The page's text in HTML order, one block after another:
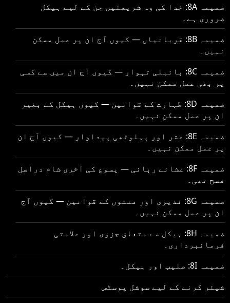
ضمیمہ 8A: خدا کی وہ شریعتیں جن کے لیے ہیکل
ضروری ہے۔
ضمیمہ 8B: قربانیاں — کیوں آج ان پر عمل ممکن
نہیں۔
ضمیمہ 8C: بائبلی تہوار — کیوں آج ان میں سے کسی
پر بھی عمل ممکن نہیں۔
ضمیمہ 8D: طہارت کے قوانین — کیوں ہیکل کے بغیر
ان پر عمل ممکن نہیں۔
ضمیمہ 8E: عشر اور پہلوٹھی پیداوار — کیوں آج ان
پر عمل ممکن نہیں۔
ضمیمہ 8F: عشائے ربانی — یسوع کی آخری شام دراصل
فسح تھی۔
ضمیمہ 8G: نذیری اور منتوں کے قوانین — کیوں آج
ان پر عمل ممکن نہیں۔
ضمیمہ 8H: ہیکل سے متعلق جزوی اور علامتی
فرمانبرداری۔
ضمیمہ 8I: صلیب اور ہیکل۔
شیئر کرنے کے لیے سوشل پوسٹس